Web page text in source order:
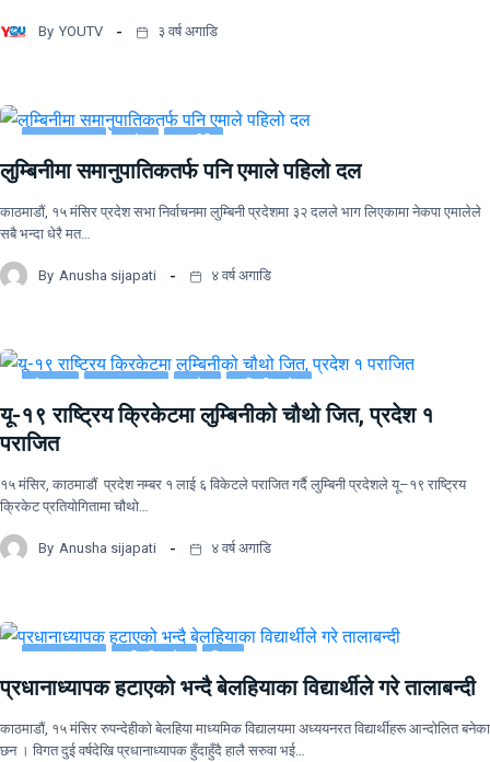
By YOUTV ३ वर्ष अगाडि
लुम्बिनी प्रदेश
लुम्बिनीमा समानुपातिकतर्फ पनि एमाले पहिलो दल
काठमाडौं, १५ मंसिर प्रदेश सभा निर्वाचनमा लुम्बिनी प्रदेशमा ३२ दलले भाग लिएकामा नेकपा एमालेले
सबै भन्दा धेरै मत…
By Anusha sijapati ४ वर्ष अगाडि
यू-१९ राष्ट्रिय क्रिकेटमा लुम्बिनीको चौथो जित, प्रदेश १
पराजित
१५ मंसिर, काठमाडौं प्रदेश नम्बर १ लाई ६ विकेटले पराजित गर्दै लुम्बिनी प्रदेशले यू–१९ राष्ट्रिय
क्रिकेट प्रतियोगितामा चौथो…
By Anusha sijapati ४ वर्ष अगाडि
प्रधानाध्यापक हटाएको भन्दै बेलहियाका विद्यार्थीले गरे तालाबन्दी
काठमाडौं, १५ मंसिर रुपन्देहीकाे बेलहिया माध्यमिक विद्यालयमा अध्ययनरत विद्यार्थीहरू आन्दोलित बनेका
छन । विगत दुई वर्षदेखि प्रधानाध्यापक हुँदाहुँदै हालै सरुवा भई…